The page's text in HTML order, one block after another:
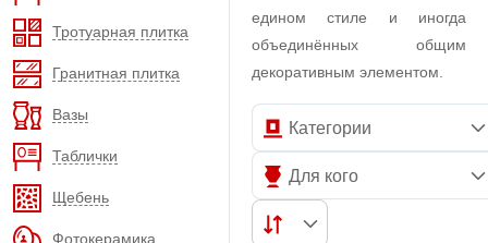
Тротуарная плитка
Гранитная плитка
Вазы
Таблички
Щебень
Фотокерамика
едином стиле и иногда
объединённых общим
декоративным элементом.
Категории
Для кого